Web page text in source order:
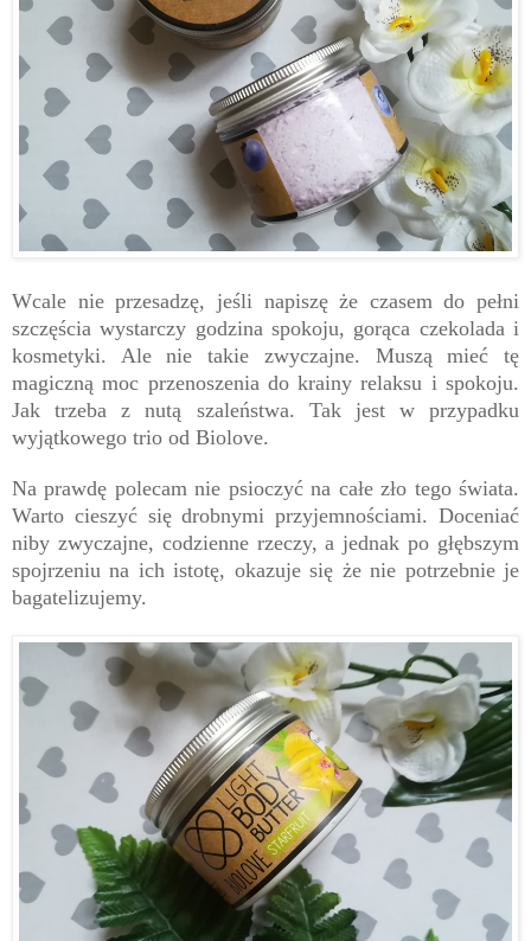
Wcale nie przesadzę, jeśli napiszę że czasem do pełni
szczęścia wystarczy godzina spokoju, gorąca czekolada i
kosmetyki. Ale nie takie zwyczajne. Muszą mieć tę
magiczną moc przenoszenia do krainy relaksu i spokoju.
Jak trzeba z nutą szaleństwa. Tak jest w przypadku
wyjątkowego trio od Biolove.
Na prawdę polecam nie psioczyć na całe zło tego świata.
Warto cieszyć się drobnymi przyjemnościami. Doceniać
niby zwyczajne, codzienne rzeczy, a jednak po głębszym
spojrzeniu na ich istotę, okazuje się że nie potrzebnie je
bagatelizujemy.